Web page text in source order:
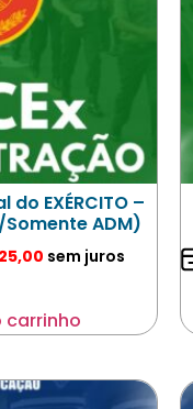
EXÉRCITO –
ADM)
25,00 sem juros
carrinho